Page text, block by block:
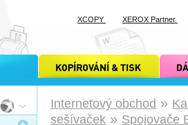
Internetový obchod »
sešívaček » Spojovače
kopírování a tisk xcopy dárkové
XCOPY XEROX Partner